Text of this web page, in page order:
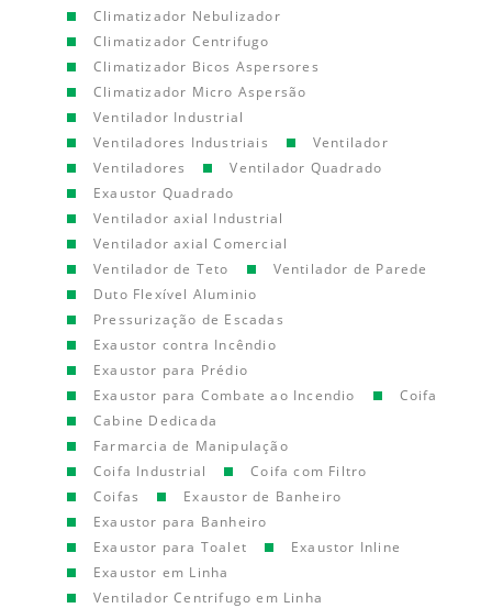
Climatizador Nebulizador
Climatizador Centrifugo
Climatizador Bicos Aspersores
Climatizador Micro Aspersão
Ventilador Industrial
Ventiladores Industriais
Ventilador
Ventiladores
Ventilador Quadrado
Exaustor Quadrado
Ventilador axial Industrial
Ventilador axial Comercial
Ventilador de Teto
Ventilador de Parede
Duto Flexível Aluminio
Pressurização de Escadas
Exaustor contra Incêndio
Exaustor para Prédio
Exaustor para Combate ao Incendio
Coifa
Cabine Dedicada
Farmarcia de Manipulação
Coifa Industrial
Coifa com Filtro
Coifas
Exaustor de Banheiro
Exaustor para Banheiro
Exaustor para Toalet
Exaustor Inline
Exaustor em Linha
Ventilador Centrifugo em Linha